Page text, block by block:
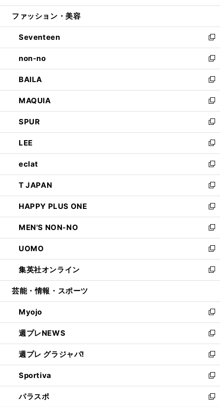
開
ウ
開
く
ン
ウ
で
開
く
ウ
ン
ド
ウ
で
開
く
ファッション・美容
Seventeen
新
し
い
ウ
ィ
ン
ド
ウ
で
開
く
non-no
新
し
い
ウ
ィ
ン
ド
ウ
で
開
く
BAILA
新
し
い
ウ
ィ
ン
ド
ウ
で
開
く
MAQUIA
新
し
い
ウ
ィ
ン
ド
ウ
で
開
く
SPUR
新
し
い
ウ
ィ
ン
ド
ウ
で
開
く
LEE
新
し
い
ウ
ィ
ン
ド
ウ
で
開
く
eclat
新
し
い
ウ
ィ
ン
ド
ウ
で
開
く
T JAPAN
新
し
い
ウ
ィ
ン
ド
ウ
で
開
HAPPY PLUS ONE
新
し
い
ウ
ィ
ン
ド
ウ
開
く
MEN'S NON-NO
新
し
い
ウ
ィ
ン
ウ
で
開
く
UOMO
新
し
い
ウ
ン
ド
ウ
で
開
く
集英社オンライン
新
し
ウ
ィ
ン
ド
ウ
で
開
く
芸能・情報・スポーツ
Myojo
新
し
い
ウ
ィ
ン
ド
ウ
で
週プレNEWS
新
し
い
ウ
ィ
ン
ド
週プレ グラジャパ!
新
し
い
ウ
ィ
Sportiva
新
し
い
パラスポ
新